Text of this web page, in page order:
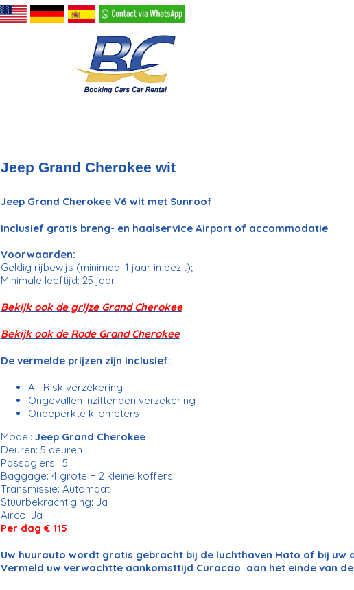
Jeep Grand Cherokee wit
Jeep Grand Cherokee V6 wit met Sunroof
Inclusief gratis breng- en haalservice Airport of accommodatie
Voorwaarden:
Geldig rijbewijs (minimaal 1 jaar in bezit);
Minimale leeftijd: 25 jaar.
Bekijk ook de grijze Grand Cherokee
Bekijk ook de Rode Grand Cherokee
De vermelde prijzen zijn inclusief:
All-Risk verzekering
Ongevallen Inzittenden verzekering
Onbeperkte kilometers
Model: Jeep Grand Cherokee
Deuren: 5 deuren
Passagiers: 5
Baggage: 4 grote + 2 kleine koffers
Transmissie: Automaat
Stuurbekrachtiging: Ja
Airco: Ja
Per dag € 115
Uw huurauto wordt gratis gebracht bij de luchthaven Hato of bij uw
Vermeld uw verwachtte aankomsttijd Curacao aan het einde van